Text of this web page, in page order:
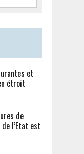
et
étroit
de
l’Etat est